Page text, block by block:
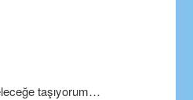
taşıyorum…